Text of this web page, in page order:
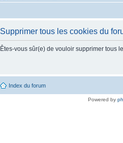
Supprimer tous les cookies du
Êtes-vous sûr(e) de vouloir supprimer tous
Index du forum
Powered by